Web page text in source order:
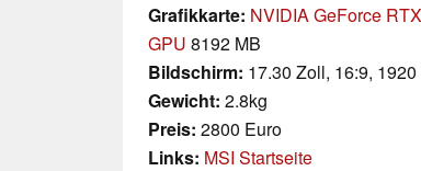
Grafikkarte: NVIDIA GeForce
GPU 8192 MB
Bildschirm: 17.30 Zoll, 16:9,
Gewicht: 2.8kg
Preis: 2800 Euro
Links: MSI Startseite